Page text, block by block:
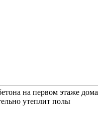
на первом этаже дома
утеплит полы